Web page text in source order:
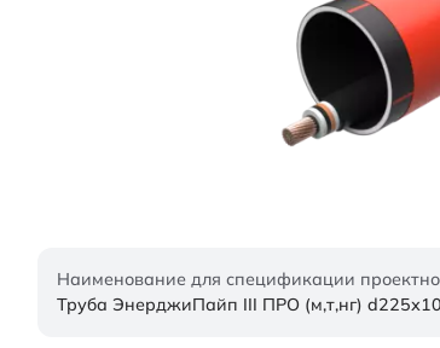
Наименование для спецификации
Труба ЭнерджиПайп III ПРО (м,т,нг)